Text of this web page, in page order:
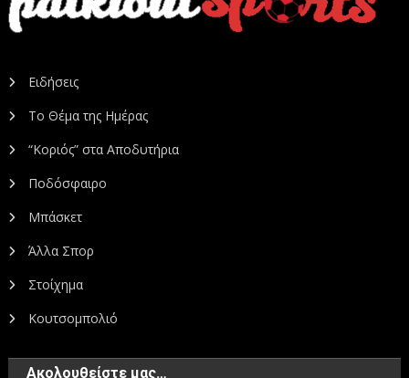
Ειδήσεις
Το Θέμα της Ημέρας
“Κοριός” στα Αποδυτήρια
Ποδόσφαιρο
Μπάσκετ
Άλλα Σπορ
Στοίχημα
Κουτσομπολιό
Ακολουθείστε μας…